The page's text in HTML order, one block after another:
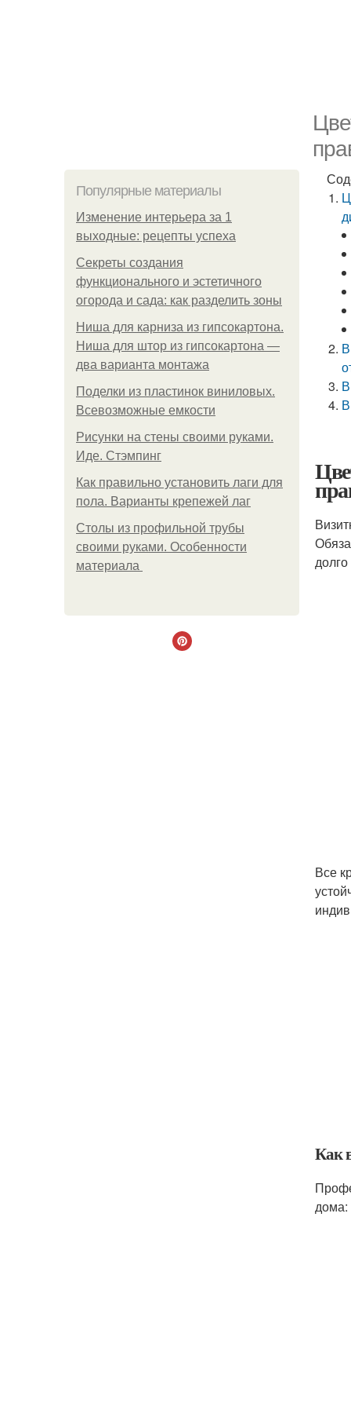
Популярные материалы
Изменение интерьера за 1
выходные: рецепты успеха
Секреты создания
функционального и эстетичного
огорода и сада: как разделить зоны
Ниша для карниза из гипсокартона.
Ниша для штор из гипсокартона —
два варианта монтажа
Поделки из пластинок виниловых.
Всевозможные емкости
Рисунки на стены своими руками.
Иде. Стэмпинг
Как правильно установить лаги для
пола. Варианты крепежей лаг
Столы из профильной трубы
своими руками. Особенности
материала
Все
Как
дома: